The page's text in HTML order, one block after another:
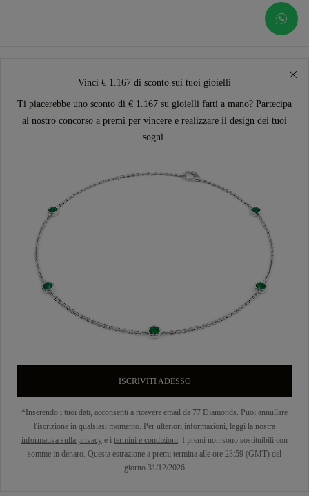
Vinci € 1.167 di sconto sui tuoi gioielli
Ti piacerebbe uno sconto di € 1.167 su gioielli fatti a mano? Partecipa
al nostro concorso a premi per vincere e realizzare il design dei tuoi
sogni.
ISCRIVITI ADESSO
*Inserendo i tuoi dati, acconsenti a ricevere email da 77 Diamonds. Puoi annullare
l'iscrizione in qualsiasi momento. Per ulteriori informazioni, leggi la nostra
informativa sulla privacy e i termini e condizioni. I premi non sono sostituibili con
somme in denaro. Questa estrazione a premi termina alle ore 23:59 (GMT) del
giorno 31/12/2026